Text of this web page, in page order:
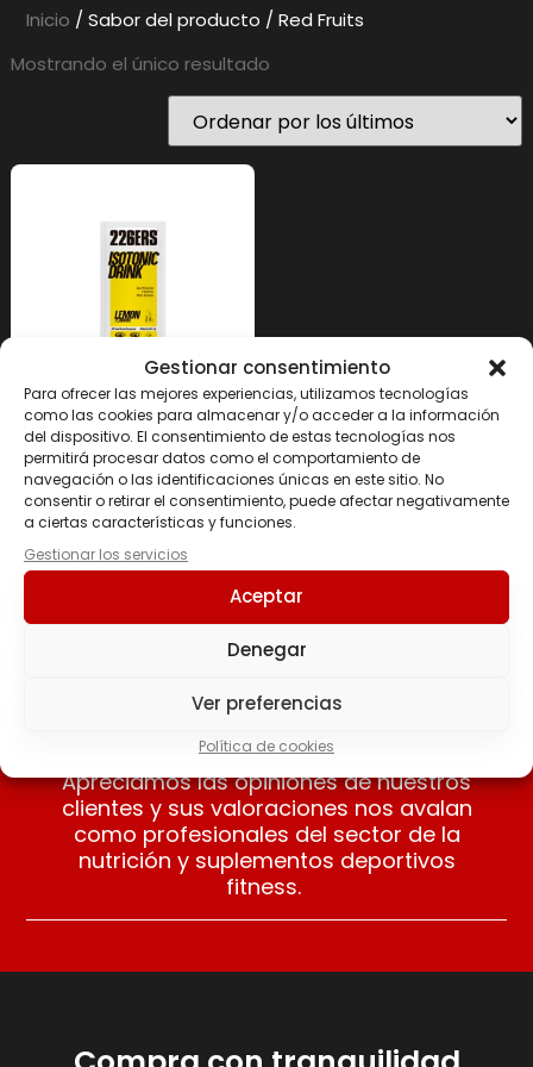
Gestionar consentimiento
Para ofrecer las mejores experiencias, utilizamos tecnologías
como las cookies para almacenar y/o acceder a la información
del dispositivo. El consentimiento de estas tecnologías nos
permitirá procesar datos como el comportamiento de
navegación o las identificaciones únicas en este sitio. No
consentir o retirar el consentimiento, puede afectar negativamente
a ciertas características y funciones.
Gestionar los servicios
Aceptar
Denegar
Ver preferencias
Política de cookies
Inicio / Sabor del producto / Red Fruits
Mostrando el único resultado
ISOTONIC DRINK
Bebida Isotónica
Monodosis 20g
1.80€
Seleccionar
Nuestros clientes opinan
Apreciamos las opiniones de nuestros
clientes y sus valoraciones nos avalan
como profesionales del sector de la
nutrición y suplementos deportivos
fitness.